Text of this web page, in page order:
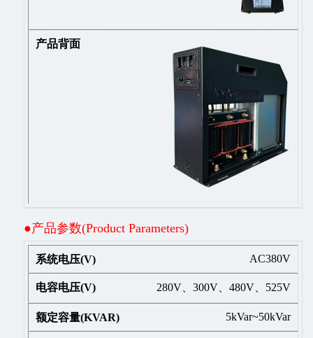
●产品参数(Product Parameters)
AC380V
280V、300V、480V、525V
5kVar~50kVar